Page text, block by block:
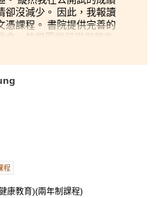
卻沒減少。 因此，我報讀
憑課程。 書院提供完善的
會，教學團隊經常與學生
教授醫學專業的知識，
病理生理學等，為我未來
院更提供海外實習機
師非常熱衷於教學，我
我最終實現目標，升讀
程
康教育)(兩年制課程)